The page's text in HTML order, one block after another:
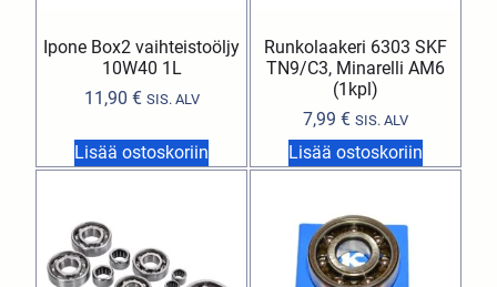
Ipone Box2 vaihteistoöljy
10W40 1L
11,90 € SIS. ALV
Lisää ostoskoriin
Runkolaakeri 6303 SKF
TN9/C3, Minarelli AM6
(1kpl)
7,99 € SIS. ALV
Lisää ostoskoriin